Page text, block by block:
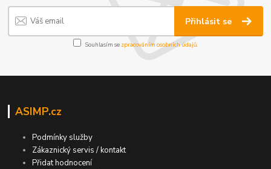
Přihlásit se
Souhlasím se zpracováním osobních údajů.
ASIMP.cz
Podmínky služby
Zákaznický servis / kontakt
Přidat hodnocení